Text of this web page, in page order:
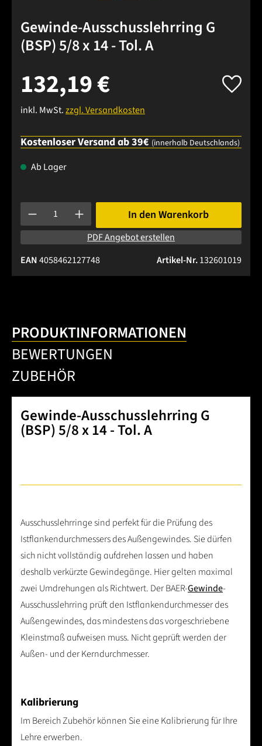
Gewinde-Ausschusslehrring G
(BSP) 5/8 x 14 - Tol. A
132,19 €
inkl. MwSt.zzgl. Versandkosten
Kostenloser Versand ab 39€ (innerhalb Deutschlands)
Ab Lager
Produkt Anzahl: Gib den gewünschten Wert ein oder
In den Warenkorb
PDF Angebot erstellen
Artikel-Nr.132601019
EAN4058462127748
PRODUKTINFORMATIONEN
BEWERTUNGEN
ZUBEHÖR
Gewinde-Ausschusslehrring G
(BSP) 5/8 x 14 - Tol. A
Ausschusslehrringe sind perfekt für die Prüfung des
Istflankendurchmessers des Außengewindes. Sie dürfen
sich nicht vollständig aufdrehen lassen und haben
deshalb verkürzte Gewindegänge. Hier gelten maximal
zwei Umdrehungen als Richtwert. Der BAER-Gewinde-
Ausschusslehrring prüft den Istflankendurchmesser des
Außengewindes, das mindestens das vorgeschriebene
Kleinstmaß aufweisen muss. Nicht geprüft werden der
Außen- und der Kerndurchmesser.
Kalibrierung
Im Bereich Zubehör können Sie eine Kalibrierung für Ihre
Lehre erwerben.